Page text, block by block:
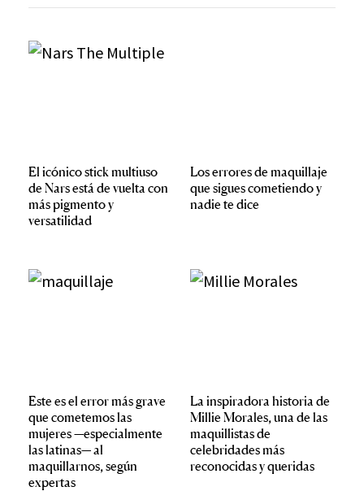
El icónico stick multiuso
de Nars está de vuelta con
más pigmento y
versatilidad
Los errores de maquillaje
que sigues cometiendo y
nadie te dice
Este es el error más grave
que cometemos las
mujeres —especialmente
las latinas— al
maquillarnos, según
expertas
La inspiradora historia de
Millie Morales, una de las
maquillistas de
celebridades más
reconocidas y queridas